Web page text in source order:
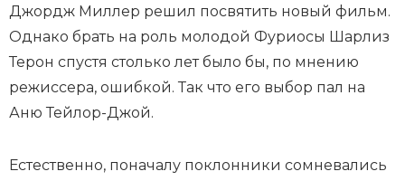
Джордж Миллер решил посвятить новый фильм.
Однако брать на роль молодой Фуриосы Шарлиз
Терон спустя столько лет было бы, по мнению
режиссера, ошибкой. Так что его выбор пал на
Аню Тейлор-Джой.
Естественно, поначалу поклонники сомневались